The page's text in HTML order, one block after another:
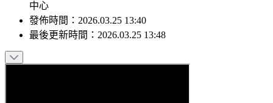
發佈時間：
最後更新時間：2026.03.25 13:48